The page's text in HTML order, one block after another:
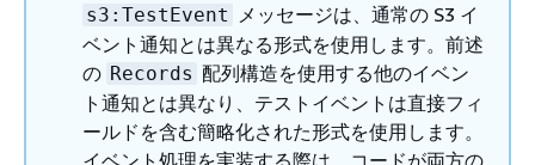
s3:TestEvent
メッセージは、通常の S3 イ
ベント通知とは異なる形式を使用します。前述
の Records 配列構造を使用する他のイベン
ト通知とは異なり、テストイベントは直接フィ
ールドを含む簡略化された形式を使用します。
イベント処理を実装する際は、コードが両方の